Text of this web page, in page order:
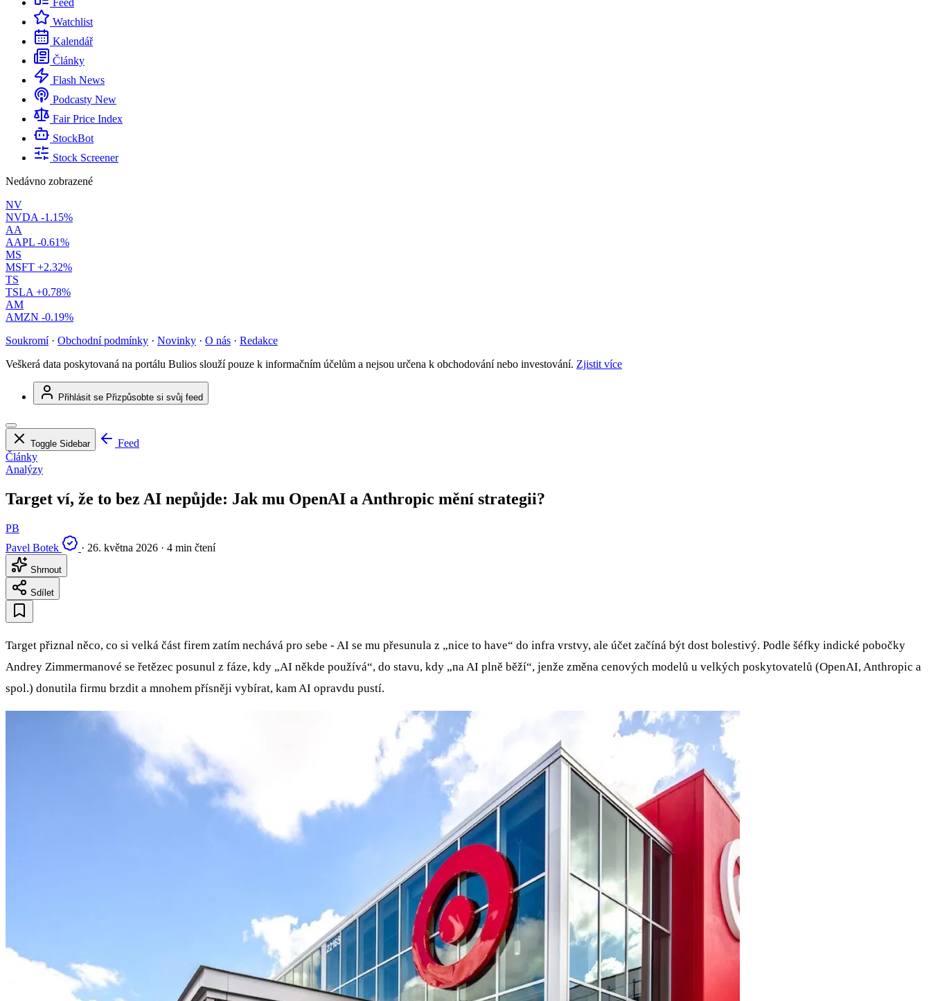
Feed
Watchlist
Kalendář
Články
Flash News
Podcasty New
Fair Price Index
StockBot
Stock Screener
Nedávno zobrazené
NV
NVDA -1.15%
AA
AAPL -0.61%
MS
MSFT +2.32%
TS
TSLA +0.78%
AM
AMZN -0.19%
Soukromí · Obchodní podmínky · Novinky · O nás · Redakce
Veškerá data poskytovaná na portálu Bulios slouží pouze k informačním účelům a nejsou určena k obchodování nebo investování. Zjistit více
Přihlásit se Přizpůsobte si svůj feed
Toggle Sidebar
Feed
Články
Analýzy
Target ví, že to bez AI nepůjde: Jak mu OpenAI a Anthropic mění strategii?
PB
Pavel Botek
· 26. května 2026 · 4 min čtení
Shrnout
Sdílet
Target přiznal něco, co si velká část firem zatím nechává pro sebe - AI se mu přesunula z „nice to have“ do infra vrstvy, ale účet začíná být dost bolestivý. Podle šéfky indické pobočky
Andrey Zimmermanové se řetězec posunul z fáze, kdy „AI někde používá“, do stavu, kdy „na AI plně běží“, jenže změna cenových modelů u velkých poskytovatelů (OpenAI, Anthropic a
spol.) donutila firmu brzdit a mnohem přísněji vybírat, kam AI opravdu pustí.